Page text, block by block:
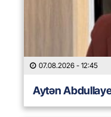
07.08.2026 - 12:45
Aytən